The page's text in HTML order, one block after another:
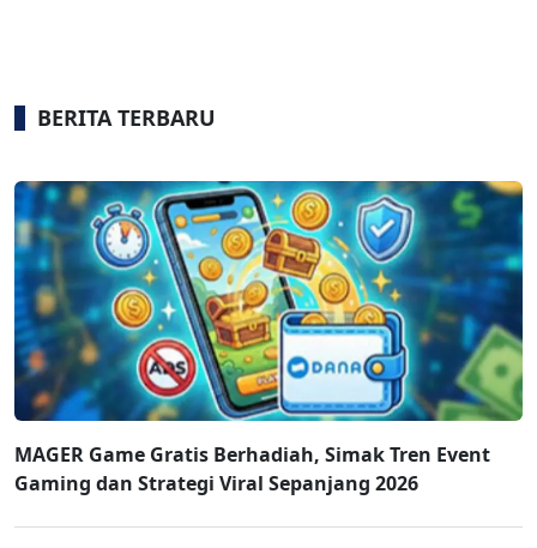
BERITA TERBARU
MAGER Game Gratis Berhadiah, Simak Tren Event
Gaming dan Strategi Viral Sepanjang 2026